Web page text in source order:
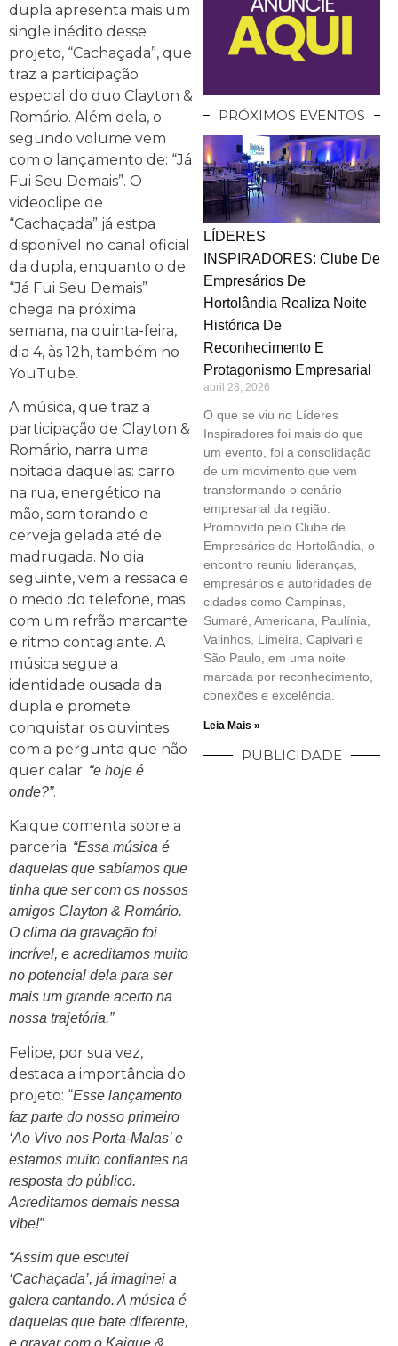
dupla apresenta mais um
single inédito desse
projeto, “Cachaçada”, que
traz a participação
especial do duo Clayton &
Romário. Além dela, o
segundo volume vem
com o lançamento de: “Já
Fui Seu Demais”. O
videoclipe de
“Cachaçada” já estpa
disponível no canal oficial
da dupla, enquanto o de
“Já Fui Seu Demais”
chega na próxima
semana, na quinta-feira,
dia 4, às 12h, também no
YouTube.
A música, que traz a
participação de Clayton &
Romário, narra uma
noitada daquelas: carro
na rua, energético na
mão, som torando e
cerveja gelada até de
madrugada. No dia
seguinte, vem a ressaca e
o medo do telefone, mas
com um refrão marcante
e ritmo contagiante. A
música segue a
identidade ousada da
dupla e promete
conquistar os ouvintes
com a pergunta que não
quer calar: “e hoje é
onde?”.
Kaique comenta sobre a
parceria: “Essa música é
daquelas que sabíamos que
tinha que ser com os nossos
amigos Clayton & Romário.
O clima da gravação foi
incrível, e acreditamos muito
no potencial dela para ser
mais um grande acerto na
nossa trajetória.”
Felipe, por sua vez,
destaca a importância do
projeto: “Esse lançamento
faz parte do nosso primeiro
‘Ao Vivo nos Porta-Malas’ e
estamos muito confiantes na
resposta do público.
Acreditamos demais nessa
vibe!”
“Assim que escutei
‘Cachaçada’, já imaginei a
galera cantando. A música é
daquelas que bate diferente,
PRÓXIMOS EVENTOS
LÍDERES
INSPIRADORES: Clube De
Empresários De
Hortolândia Realiza Noite
Histórica De
Reconhecimento E
Protagonismo Empresarial
abril 28, 2026
O que se viu no Líderes
Inspiradores foi mais do que
um evento, foi a consolidação
de um movimento que vem
transformando o cenário
empresarial da região.
Promovido pelo Clube de
Empresários de Hortolândia, o
encontro reuniu lideranças,
empresários e autoridades de
cidades como Campinas,
Sumaré, Americana, Paulínia,
Valinhos, Limeira, Capivari e
São Paulo, em uma noite
marcada por reconhecimento,
conexões e excelência.
Leia Mais »
PUBLICIDADE